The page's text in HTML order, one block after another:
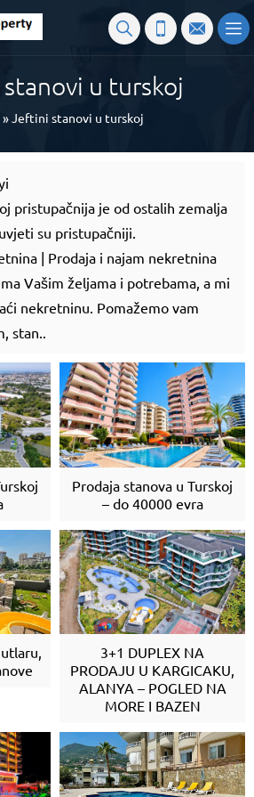
u turskoj
»Jeftini stanovi u turskoj
pristupačnija je od ostalih zemalja
su pristupačniji.
| Prodaja i najam nekretnina
Vašim željama i potrebama, a mi
nekretninu. Pomažemo vam
stan..
Prodaja stanova u Turskoj
– do 40000 evra
3+1 DUPLEX NA
PRODAJU U KARGICAKU,
ALANYA – POGLED NA
MORE I BAZEN